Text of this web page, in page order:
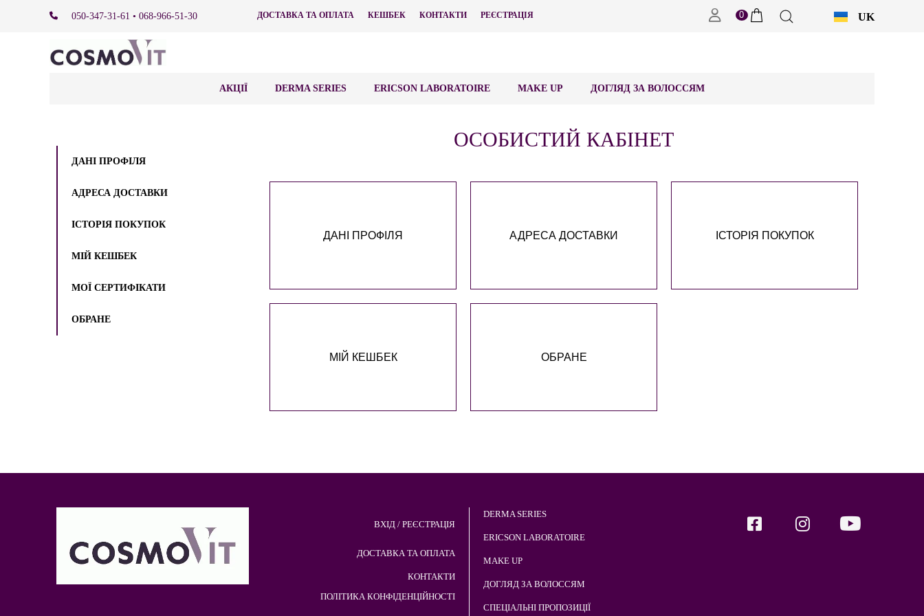
050-347-31-61 • 068-966-51-30 ДОСТАВКА ТА ОПЛАТА КЕШБЕК КОНТАКТИ РЕЄСТРАЦІЯ 0 UK
RU
АКЦІЇ DERMA SERIES ERICSON LABORATOIRE MAKE UP ДОГЛЯД ЗА ВОЛОССЯМ
ДАНІ ПРОФІЛЯ
АДРЕСА ДОСТАВКИ
ІСТОРІЯ ПОКУПОК
МІЙ КЕШБЕК
МОЇ СЕРТИФІКАТИ
ОБРАНЕ
ОСОБИСТИЙ КАБІНЕТ
ДАНІ ПРОФІЛЯ АДРЕСА ДОСТАВКИ ІСТОРІЯ ПОКУПОК
МІЙ КЕШБЕК ОБРАНЕ
ВХІД / РЕЄСТРАЦІЯ
ДОСТАВКА ТА ОПЛАТА
КОНТАКТИ
ПОЛІТИКА КОНФІДЕНЦІЙНОСТІ
DERMA SERIES
ERICSON LABORATOIRE
MAKE UP
ДОГЛЯД ЗА ВОЛОССЯМ
СПЕЦІАЛЬНІ ПРОПОЗИЦІЇ